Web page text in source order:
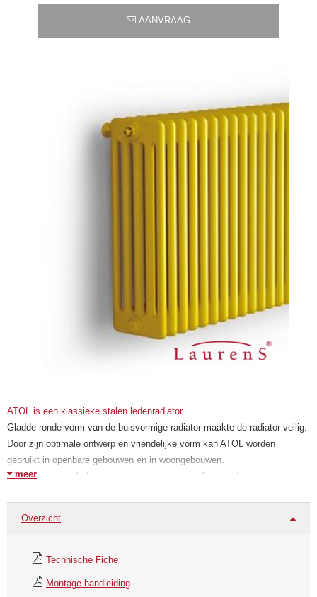
AANVRAAG
ATOL is een klassieke stalen ledenradiator.
Gladde ronde vorm van de buisvormige radiator maakte de radiator veilig.
Door zijn optimale ontwerp en vriendelijke vorm kan ATOL worden
gebruikt in openbare gebouwen en in woongebouwen.
ATOL radiatoren behoeven slechts een eenvoudige service aan
eenvoudig is.
losse modulaire voetjes zonder meerprijs worden meegeleverd.
De elementen (of te wel leden) van buisvormige radiatoren zijn gemaakt
van stalen buizen. Ze zijn een ideaal alternatief voor klassieke gietijzeren
meer
Overzicht
Technische Fiche
Montage handleiding